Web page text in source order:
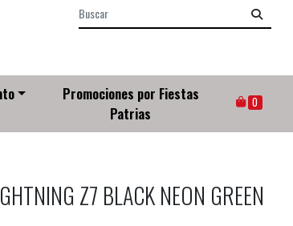
Promociones por Fiestas
Patrias
0
Z7 BLACK NEON GREEN